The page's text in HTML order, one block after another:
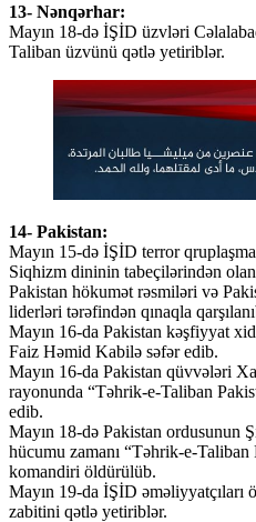
13- Nənqərhar:
Mayın 18-də İŞİD üzvləri
Taliban üzvünü qətlə yetiriblər.
14- Pakistan:
Mayın 15-də İŞİD terror
Siqhizm dininin tabeçilərindən
Pakistan hökumət rəsmiləri və
liderləri tərəfindən qınaqla
Mayın 16-da Pakistan kəşfiyyat
Faiz Həmid Kabilə səfər edib.
Mayın 16-da Pakistan qüvvələri
rayonunda “Təhrik-e-Taliban
edib.
Mayın 18-də Pakistan ordusunun
hücumu zamanı “Təhrik-e-
komandiri öldürülüb.
Mayın 19-da İŞİD əməliyyatçıları
zabitini qətlə yetiriblər.